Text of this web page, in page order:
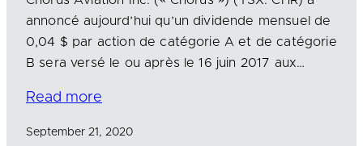
annoncé aujourd’hui qu’un dividende mensuel de
0,04 $ par action de catégorie A et de catégorie
B sera versé le ou après le 16 juin 2017 aux…
Read more
September 21, 2020